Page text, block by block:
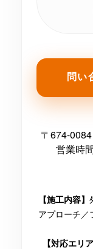
問い
〒674-
営業時
【施工内容】
アプローチ／
【対応エリア